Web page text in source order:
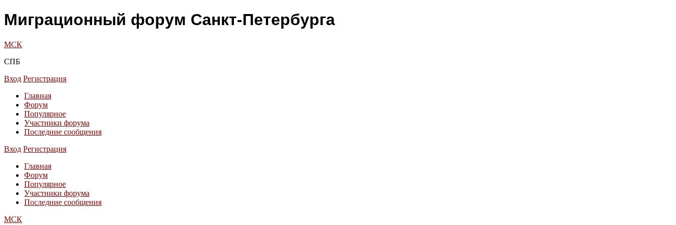
Миграционный форум Санкт-Петербурга
МСК
СПБ
Вход Регистрация
Главная
Форум
Популярное
Участники форума
Последние сообщения
Вход Регистрация
Главная
Форум
Популярное
Участники форума
Последние сообщения
МСК